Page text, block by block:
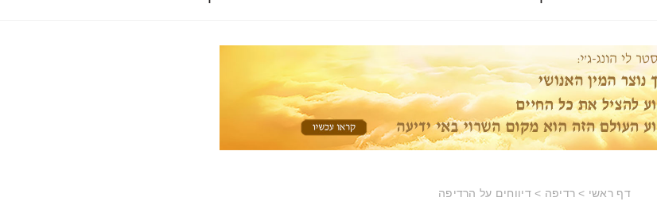
דף ראשי > רדיפה >דיווחים על הרדיפה